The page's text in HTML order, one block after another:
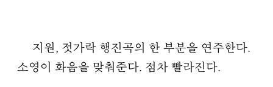
지원, 젓가락 행진곡의 한 부분을 연주한다.
소영이 화음을 맞춰준다. 점차 빨라진다.